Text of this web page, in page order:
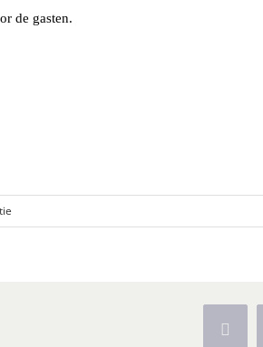
de gasten.